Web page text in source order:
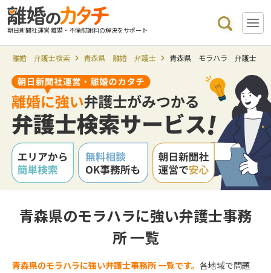
朝日新聞社運営 離婚・不倫慰謝料の解決をサポート
離婚 弁護士検索 青森県 離婚 弁護士 青森県 モラハラ 弁護士
青森県のモラハラに強い弁護士事務
所 一覧
青森県のモラハラに強い弁護士事務所 一覧です。各地域で問題